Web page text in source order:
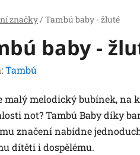
značky / Tambú baby - žluté
baby -
Tambú
malý melodický bubínek, na
not? Tambú Baby díky
značení nabídne
dítěti i dospělému.